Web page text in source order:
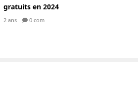
gratuits en 2024
2 ans 0 com